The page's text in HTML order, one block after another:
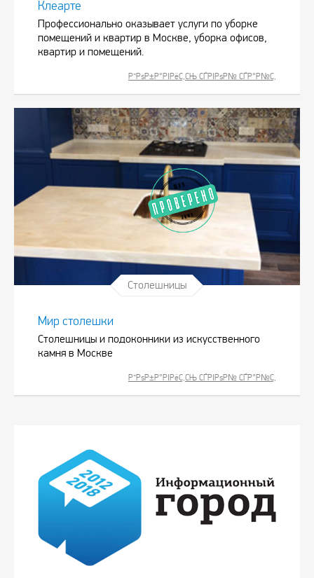
Клеарте
Профессионально оказывает услуги по уборке
помещений и квартир в Москве, уборка офисов,
квартир и помещений.
Р”РѕР±Р°РІРёС‚СЊ СЃРІРѕР№ СЃР°Р№С‚
Столешницы
Мир столешки
Столешницы и подоконники из искусственного
камня в Москве
Р”РѕР±Р°РІРёС‚СЊ СЃРІРѕР№ СЃР°Р№С‚